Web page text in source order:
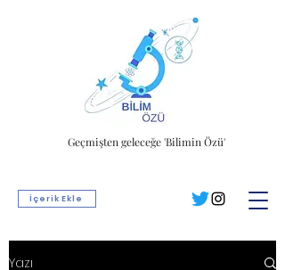
İçerik Ekle
Geçmişten geleceğe 'Bilimin Özü'
Yazı